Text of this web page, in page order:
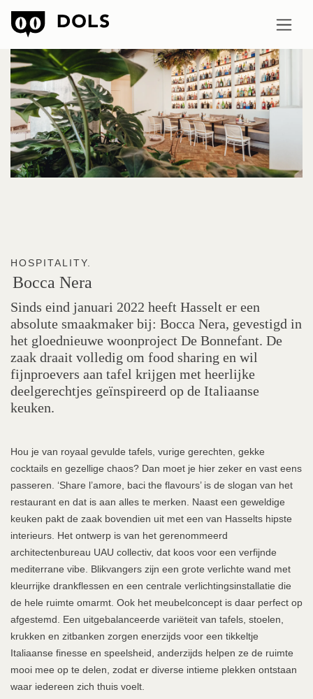
HOSPITALITY.
Bocca Nera
Sinds eind januari 2022 heeft Hasselt er een
absolute smaakmaker bij: Bocca Nera, gevestigd in
het gloednieuwe woonproject De Bonnefant. De
zaak draait volledig om food sharing en wil
fijnproevers aan tafel krijgen met heerlijke
deelgerechtjes geïnspireerd op de Italiaanse
keuken.
Hou je van royaal gevulde tafels, vurige gerechten, gekke
cocktails en gezellige chaos? Dan moet je hier zeker en vast eens
passeren. ‘Share l’amore, baci the flavours’ is de slogan van het
restaurant en dat is aan alles te merken. Naast een geweldige
keuken pakt de zaak bovendien uit met een van Hasselts hipste
interieurs. Het ontwerp is van het gerenommeerd
architectenbureau UAU collectiv, dat koos voor een verfijnde
mediterrane vibe. Blikvangers zijn een grote verlichte wand met
kleurrijke drankflessen en een centrale verlichtingsinstallatie die
de hele ruimte omarmt. Ook het meubelconcept is daar perfect op
afgestemd. Een uitgebalanceerde variëteit van tafels, stoelen,
krukken en zitbanken zorgen enerzijds voor een tikkeltje
Italiaanse finesse en speelsheid, anderzijds helpen ze de ruimte
mooi mee op te delen, zodat er diverse intieme plekken ontstaan
waar iedereen zich thuis voelt.